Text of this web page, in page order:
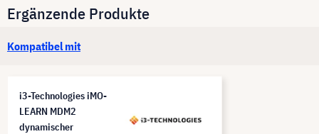
Ergänzende Produkte
Kompatibel mit
i3-Technologies iMO-
LEARN MDM2
dynamischer